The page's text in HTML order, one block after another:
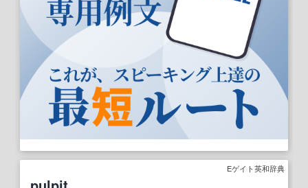
Eゲイト英和辞典